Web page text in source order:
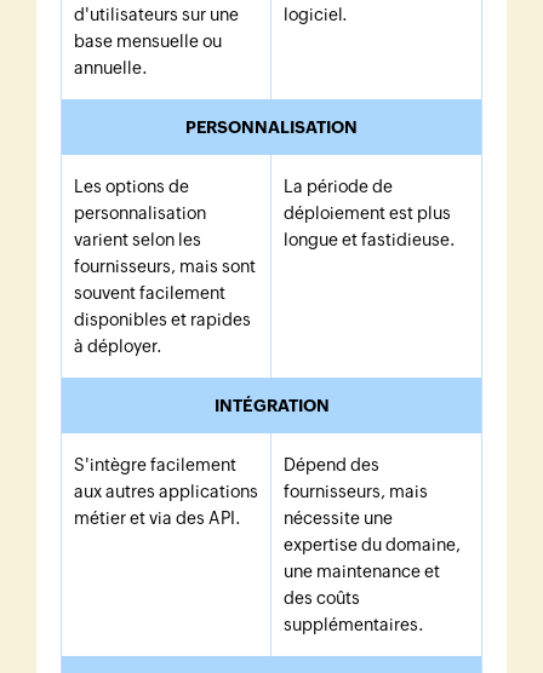
d'utilisateurs sur une
base mensuelle ou
annuelle.
logiciel.
PERSONNALISATION
Les options de
personnalisation
varient selon les
fournisseurs, mais sont
souvent facilement
disponibles et rapides
à déployer.
La période de
déploiement est plus
longue et fastidieuse.
INTÉGRATION
S'intègre facilement
aux autres applications
métier et via des API.
Dépend des
fournisseurs, mais
nécessite une
expertise du domaine,
une maintenance et
des coûts
supplémentaires.